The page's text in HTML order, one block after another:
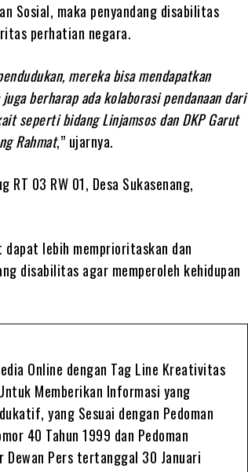
Sosial, maka penyandang disabilitas
perhatian negara.
mereka bisa mendapatkan
berharap ada kolaborasi pendanaan dari
seperti bidang Linjamsos dan DKP Garut
Rahmat,” ujarnya.
03 RW 01, Desa Sukasenang,
dapat lebih memprioritaskan dan
disabilitas agar memperoleh kehidupan
Online dengan Tag Line Kreativitas
Memberikan Informasi yang
yang Sesuai dengan Pedoman
40 Tahun 1999 dan Pedoman
Dewan Pers tertanggal 30 Januari